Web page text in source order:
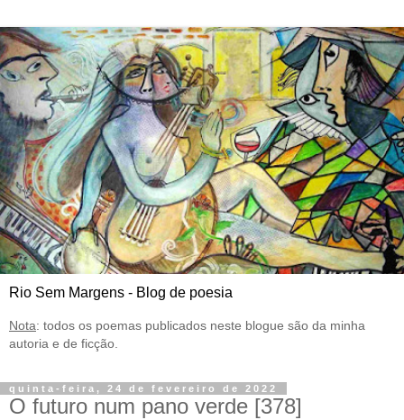
Rio Sem Margens - Blog de poesia
Nota: todos os poemas publicados neste blogue são da minha
autoria e de ficção.
quinta-feira, 24 de fevereiro de 2022
O futuro num pano verde [378]